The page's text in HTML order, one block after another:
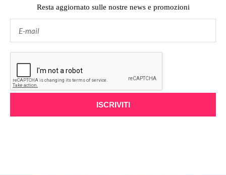
Resta aggiornato sulle nostre news e promozioni
ISCRIVITI